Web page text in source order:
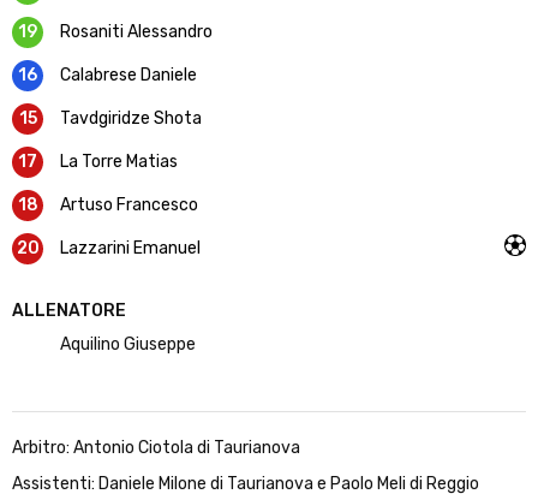
19 Rosaniti Alessandro
16 Calabrese Daniele
15 Tavdgiridze Shota
17 La Torre Matias
18 Artuso Francesco
20 Lazzarini Emanuel
ALLENATORE
Aquilino Giuseppe
Arbitro: Antonio Ciotola di Taurianova
Assistenti: Daniele Milone di Taurianova e Paolo Meli di Reggio